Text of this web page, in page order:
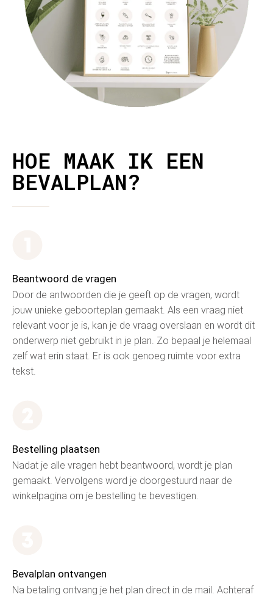
HOE MAAK IK EEN
BEVALPLAN?
Beantwoord de vragen
Door de antwoorden die je geeft op de vragen, wordt
jouw unieke geboorteplan gemaakt. Als een vraag niet
relevant voor je is, kan je de vraag overslaan en wordt dit
onderwerp niet gebruikt in je plan. Zo bepaal je helemaal
zelf wat erin staat. Er is ook genoeg ruimte voor extra
tekst.
Bestelling plaatsen
Nadat je alle vragen hebt beantwoord, wordt je plan
gemaakt. Vervolgens word je doorgestuurd naar de
winkelpagina om je bestelling te bevestigen.
Bevalplan ontvangen
Na betaling ontvang je het plan direct in de mail. Achteraf